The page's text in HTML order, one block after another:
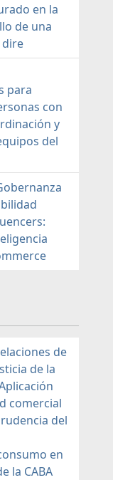
en la
de una
dire
para
con
y
del
de
de la
comercial
del
en
la CABA